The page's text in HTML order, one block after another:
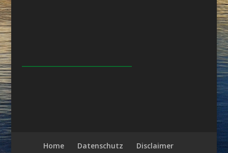
Home Datenschutz
Disclaimer